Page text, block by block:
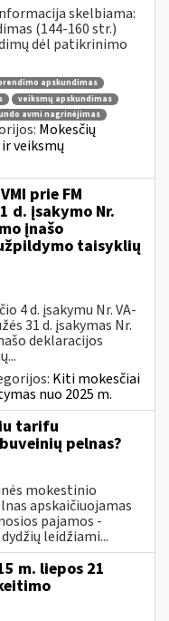
skelbiama:
(144-160 str.)
dėl patikrinimo
apskundimas
veiksmų apskundimas
avmi nagrinėjimas
Mokesčių
veiksmų
prie FM
d. įsakymo Nr.
įnašo
taisyklių
4 d. įsakymu Nr. VA-
31 d. įsakymas Nr.
deklaracijos
Kiti mokesčiai
nuo 2025 m.
tarifu
pelnas?
mokestinio
apskaičiuojamas
pajamos -
leidžiami...
m. liepos 21